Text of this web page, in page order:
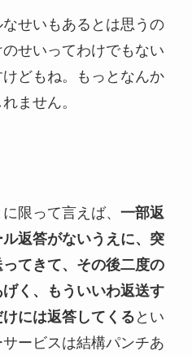
せいもあるとは思うの
せいってわけでもない
どもね。もっとなんか
ません。
限って言えば、 一部返
返答がないうえに、突
てきて、その後二度の
く、もういいわ返送す
には返答してくる とい
ービスは結構パンチあ